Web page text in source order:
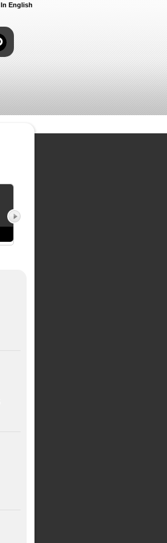
In English